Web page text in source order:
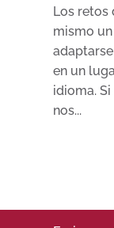
Los retos
mismo
en un
idioma.
nos...